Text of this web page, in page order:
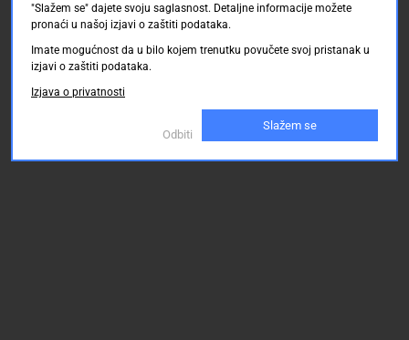
"Slažem se" dajete svoju saglasnost. Detaljne informacije možete
pronaći u našoj izjavi o zaštiti podataka.
Imate mogućnost da u bilo kojem trenutku povučete svoj pristanak u
izjavi o zaštiti podataka.
Izjava o privatnosti
Odbiti
Slažem se